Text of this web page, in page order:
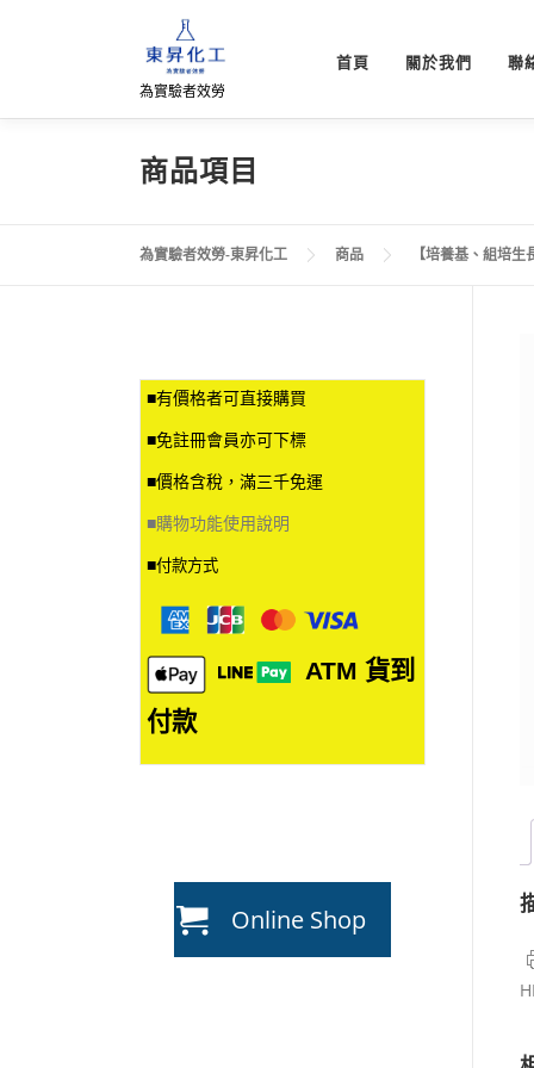
內
為實驗者效勞
首頁 關於我們 聯
商品項目
為實驗者效勞-東昇化工 商品 【培養基、組培生
■有價格者可直接購買
■免註冊會員亦可下標
■價格含稅，滿三千免運
■購物功能使用說明
■付款方式
ATM 貨到
付款
Online Shop